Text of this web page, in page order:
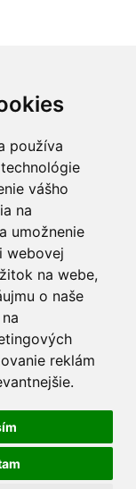
používa
vášho
na
umožnenie
webovej
na webe,
o naše
reklám
.